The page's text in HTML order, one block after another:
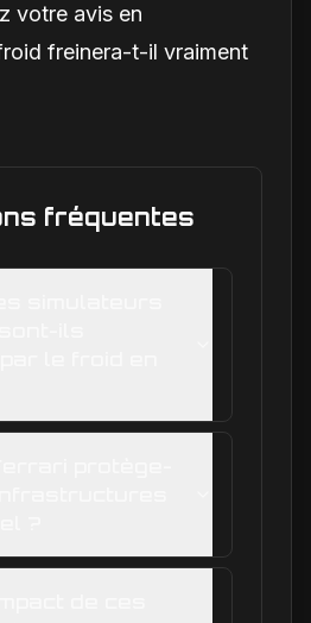
votre avis en
freinera-t-il vraiment
fréquentes